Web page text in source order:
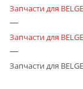
Запчасти для
—
Запчасти для
—
Запчасти для